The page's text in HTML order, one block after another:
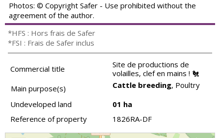
Photos: © Copyright Safer - Use prohibited without the
agreement of the author.
*HFS : Hors frais de Safer
*FSI : Frais de Safer inclus
Commercial title
Site de productions de
volailles, clef en mains ! 🐔
Main purpose(s)
Cattle breeding, Poultry
Undeveloped land
01 ha
Reference of property
1826RA-DF